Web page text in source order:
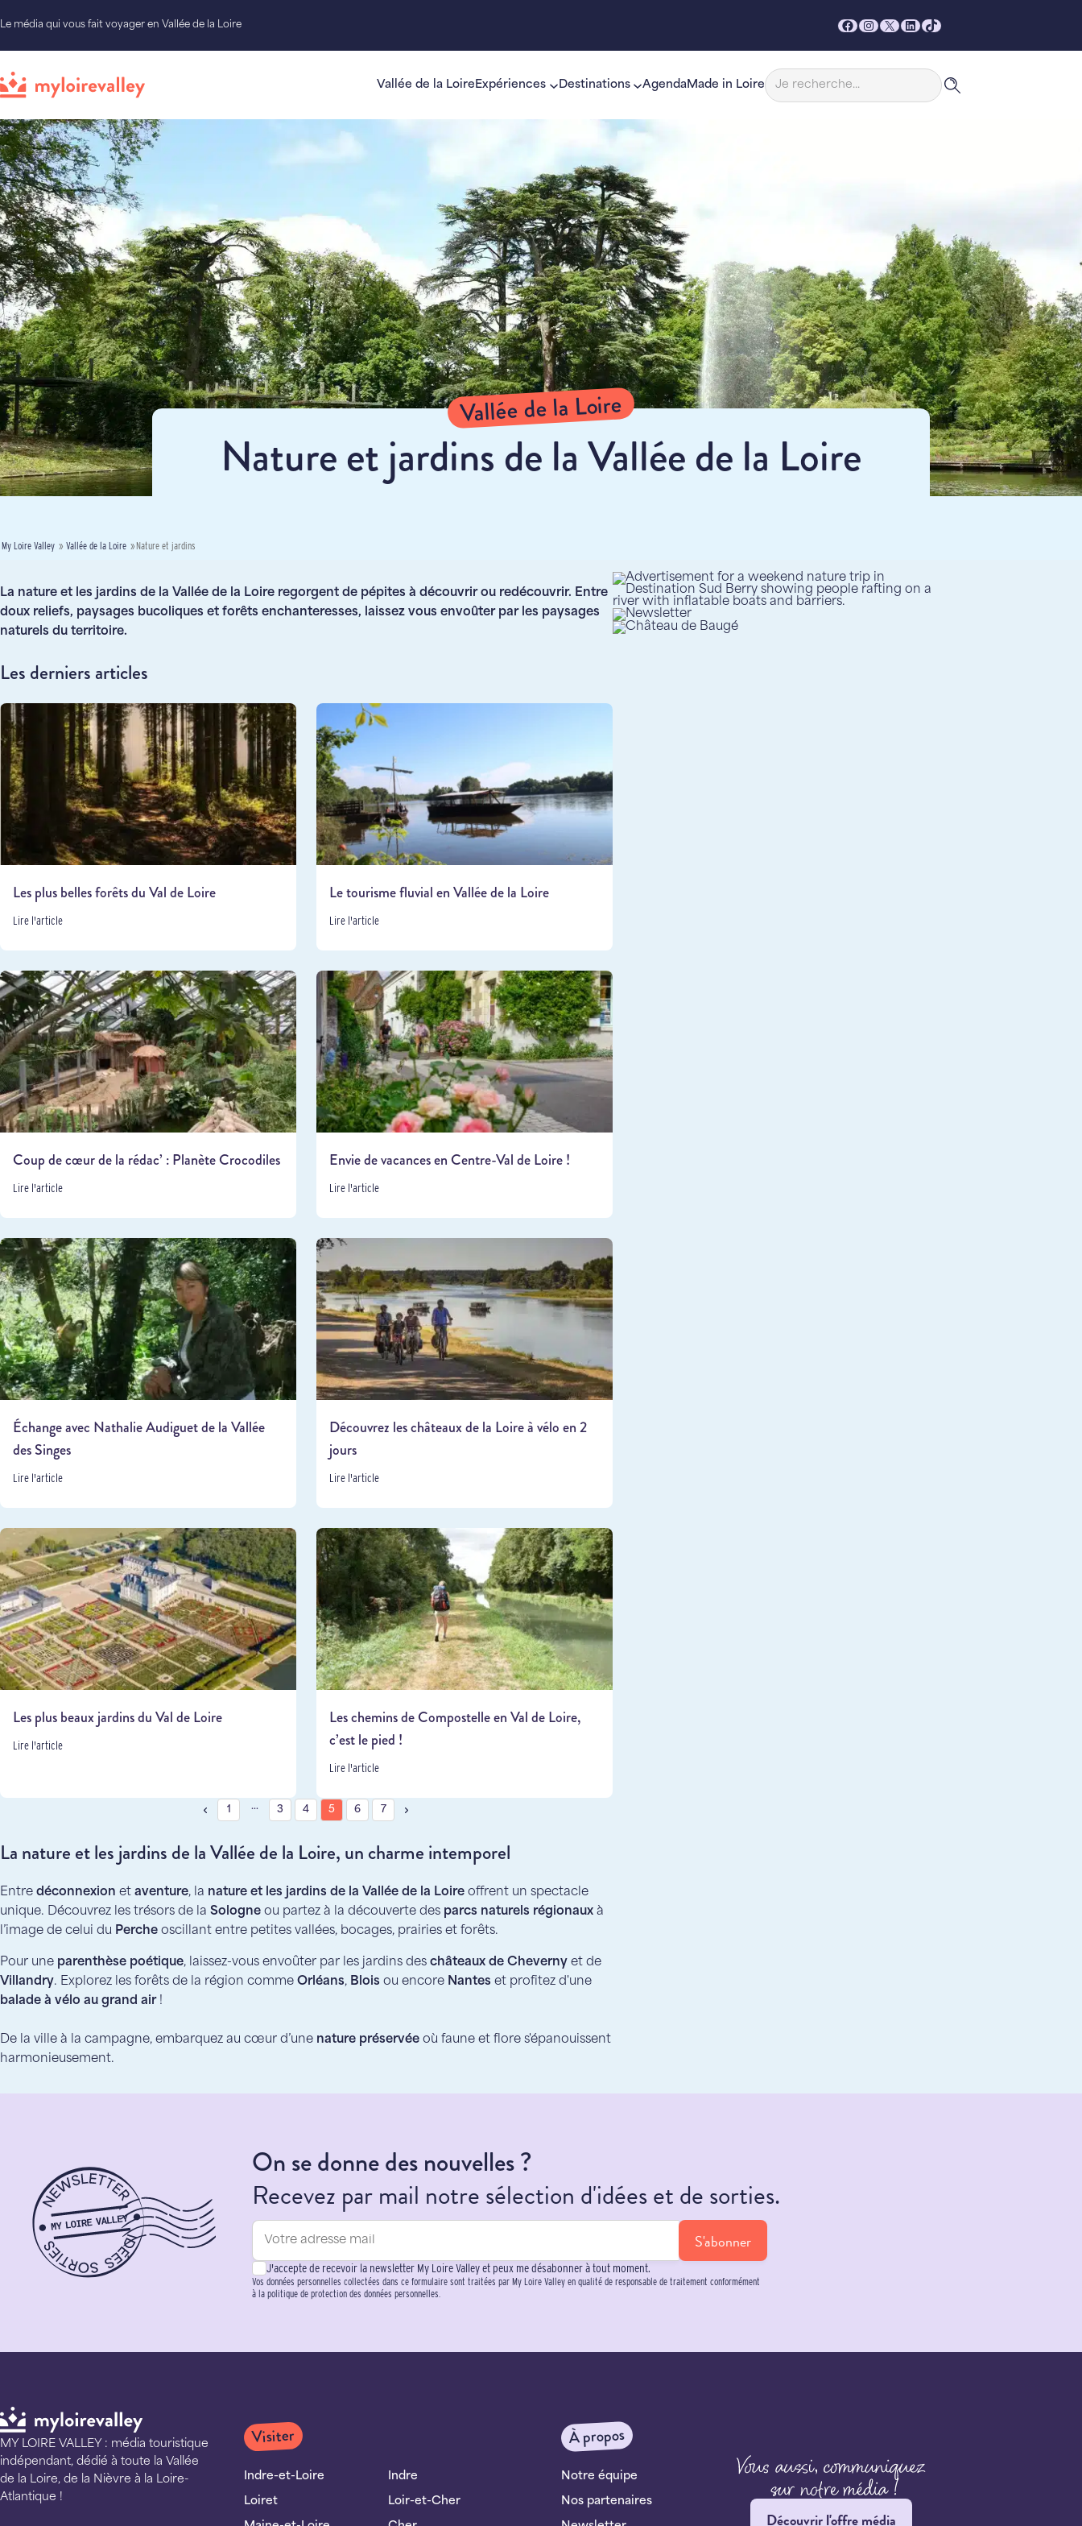
Le média qui vous fait voyager en Vallée de la Loire Facebook
Instagram
X LinkedIn
TikTok
Vallée de la Loire Expériences Destinations AgendaMade in Loire
Rechercher
Vallée de la Loire
Nature et jardins de la Vallée de la Loire
My Loire Valley » Vallée de la Loire »Nature et jardins
La nature et les jardins de la Vallée de la Loire regorgent de pépites à découvrir ou redécouvrir. Entre
doux reliefs, paysages bucoliques et forêts enchanteresses, laissez vous envoûter par les paysages
naturels du territoire.
Les derniers articles
Les plus belles forêts du Val de Loire
Lire l'article
Le tourisme fluvial en Vallée de la Loire
Lire l'article
Coup de cœur de la rédac’ : Planète Crocodiles
Lire l'article
Envie de vacances en Centre-Val de Loire !
Lire l'article
Échange avec Nathalie Audiguet de la Vallée
des Singes
Lire l'article
Découvrez les châteaux de la Loire à vélo en 2
jours
Lire l'article
Les plus beaux jardins du Val de Loire
Lire l'article
Les chemins de Compostelle en Val de Loire,
c’est le pied !
Lire l'article
1 … 3 4 5 6 7
La nature et les jardins de la Vallée de la Loire, un charme intemporel
Entre déconnexion et aventure, la nature et les jardins de la Vallée de la Loire offrent un spectacle
unique. Découvrez les trésors de la Sologne ou partez à la découverte des parcs naturels régionaux à
l’image de celui du Perche oscillant entre petites vallées, bocages, prairies et forêts.
Pour une parenthèse poétique, laissez-vous envoûter par les jardins des châteaux de Cheverny et de
Villandry. Explorez les forêts de la région comme Orléans, Blois ou encore Nantes et profitez d'une
balade à vélo au grand air!
De la ville à la campagne, embarquez au cœur d’une nature préservée où faune et flore s'épanouissent
harmonieusement.
On se donne des nouvelles ?
Recevez par mail notre sélection d'idées et de sorties.
S'abonner
J'accepte de recevoir la newsletter My Loire Valley et peux me désabonner à tout moment.
Vos données personnelles collectées dans ce formulaire sont traitées par My Loire Valley en qualité de responsable de traitement conformément
à la politique de protection des données personnelles.
MY LOIRE VALLEY : média touristique
indépendant, dédié à toute la Vallée
de la Loire, de la Nièvre à la Loire-
Atlantique !
Visiter
Indre-et-Loire Indre
Loiret Loir-et-Cher
À propos
Notre équipe
Nos partenaires
Découvrir l'offre média